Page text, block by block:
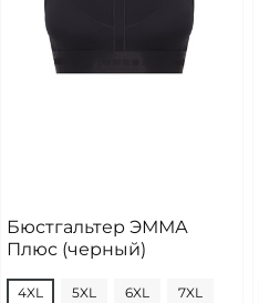
Бюстгальтер ЭММА
Плюс (черный)
4XL 5XL 6XL 7XL